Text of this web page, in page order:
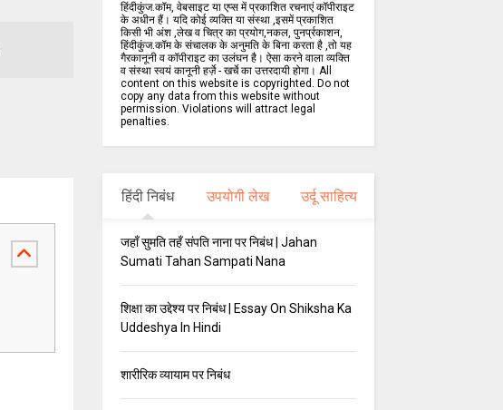
हिंदीकुंज.कॉम, वेबसाइट या एप्स में प्रकाशित रचनाएं कॉपीराइट
के अधीन हैं। यदि कोई व्यक्ति या संस्था ,इसमें प्रकाशित
किसी भी अंश ,लेख व चित्र का प्रयोग,नकल, पुनर्प्रकाशन,
हिंदीकुंज.कॉम के संचालक के अनुमति के बिना करता है ,तो यह
गैरकानूनी व कॉपीराइट का उलंघन है। ऐसा करने वाला व्यक्ति
व संस्था स्वयं कानूनी हर्ज़े - खर्चे का उत्तरदायी होगा। All
content on this website is copyrighted. Do not
copy any data from this website without
permission. Violations will attract legal
penalties.
हिंदी निबंध उपयोगी लेख उर्दू साहित्य
जहाँ सुमति तहँ संपति नाना पर निबंध | Jahan
Sumati Tahan Sampati Nana
शिक्षा का उद्देश्य पर निबंध | Essay On Shiksha Ka
Uddeshya In Hindi
शारीरिक व्यायाम पर निबंध